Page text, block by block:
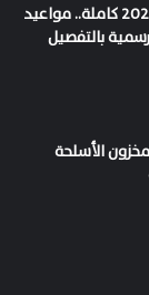
خريطة العام الدراسي الجديد 2027 كاملة.. مواعيد
بالتفصيل
الأسلحة